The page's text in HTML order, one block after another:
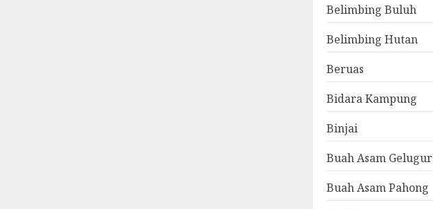
Belimbing Buluh
Belimbing Hutan
Beruas
Bidara Kampung
Binjai
Buah Asam Gelugur
Buah Asam Pahong